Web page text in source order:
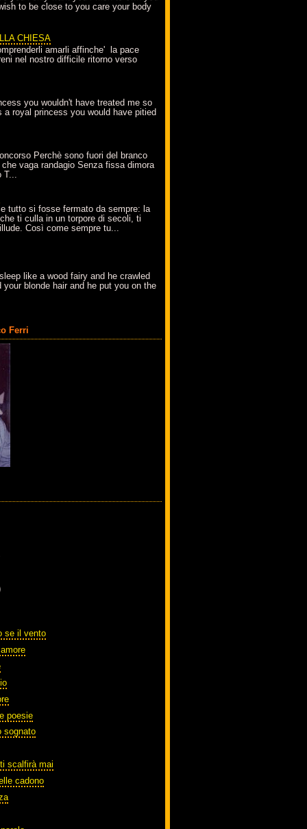
to be close to you care your body
CHIESA
amarli affinche' la pace
nel nostro difficile ritorno verso
you wouldn't have treated me so
a royal princess you would have pitied
Perchè sono fuori del branco
vaga randagio Senza fissa dimora
T...
tutto si fosse fermato da sempre: la
ti culla in un torpore di secoli, ti
Così come sempre tu...
like a wood fairy and he crawled
blonde hair and he put you on the
Ferri
se il vento
poesie
sognato
ti scalfirà mai
cadono